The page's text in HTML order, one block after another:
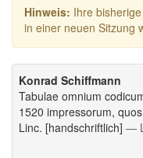
Hinweis: Ihre
in einer neuen Sitzung
Konrad Schiffmann
Tabulae omnium
1520 impressorum,
Linc. [handschriftlich] —